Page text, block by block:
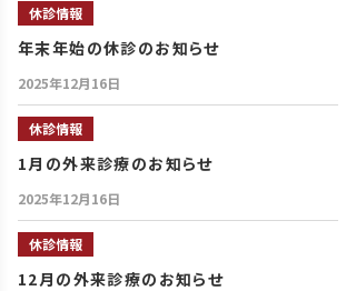
休診情報
年末年始の休診のお知らせ
2025年12月16日
休診情報
1月の外来診療のお知らせ
2025年12月16日
休診情報
12月の外来診療のお知らせ